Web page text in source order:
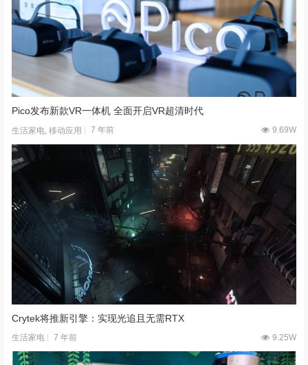
Pico发布新款VR一体机 全面开启VR超清时代
生活家电,移动应用 7 年前 9.69W
Crytek将推新引擎：实现光追且无需RTX
生活家电 7 年前 9.25W